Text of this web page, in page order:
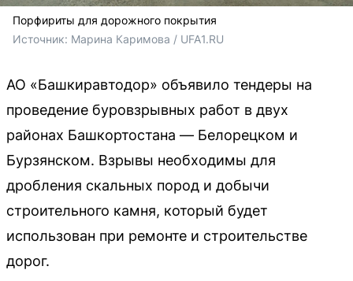
Порфириты для дорожного покрытия
Источник: Марина Каримова / UFA1.RU
АО «Башкиравтодор» объявило тендеры на
проведение буровзрывных работ в двух
районах Башкортостана — Белорецком и
Бурзянском. Взрывы необходимы для
дробления скальных пород и добычи
строительного камня, который будет
использован при ремонте и строительстве
дорог.